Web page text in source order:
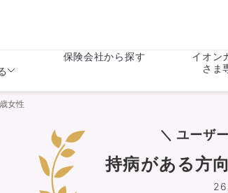
がん保険
がん保険
収入保障保険
保険会社から探す
イオン
さま
ライフステージ
女性
＼ ユーザ
26
持病がある方